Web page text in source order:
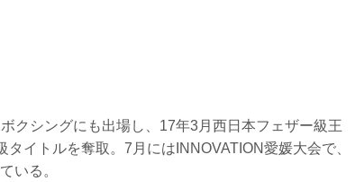
クシングにも出場し、17年3月西日本フェザー級王
イトルを奪取。7月にはINNOVATION愛媛大会で、
いる。